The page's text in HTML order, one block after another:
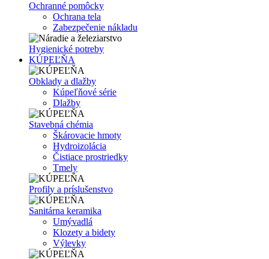
Ochranné pomôcky
Ochrana tela
Zabezpečenie nákladu
Hygienické potreby
KÚPEĽŇA
Obklady a dlažby
Kúpeľňové série
Dlažby
Stavebná chémia
Škárovacie hmoty
Hydroizolácia
Čistiace prostriedky
Tmely
Profily a príslušenstvo
Sanitárna keramika
Umývadlá
Klozety a bidety
Výlevky